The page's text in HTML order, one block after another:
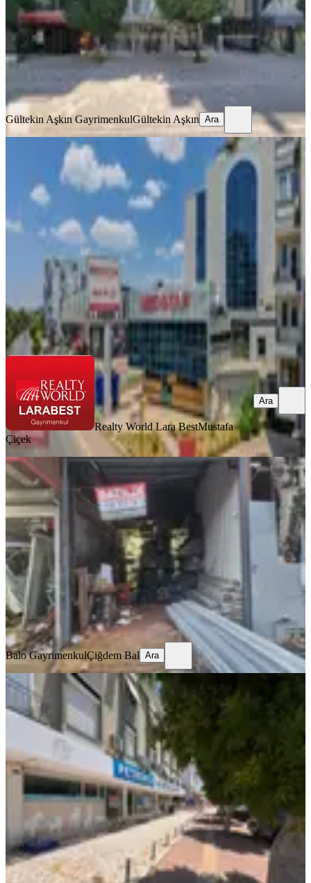
2 Oda
200 m²· Düz Giriş (Zemin) 09.07.2026
33.000.000 ₺
Gültekin Aşkın Gayrimenkul Gültekin Aşkın
Ara
Gültekin Aşkın GayrimenkulGültekin Aşkın Ara
Kurumsal Hastane Kiracılı Satılık
Komple Bina
Muratpaşa, Tarım Mahallesi
1 Oda·3500 m²
370.000.000 ₺
Realty World Lara BestMustafa Çiçek
Ara
Realty World Lara BestMustafa
Çiçek
Ara
Balo Gayrimenkul'den Eski Sanayi
De 100m2 Asma Katlı Dükkan
Muratpaşa, Cumhuriyet Mahallesi
101 m²· Düz Giriş (Zemin) 09.01.2026
12.000.000 ₺
Balo Gayrimenkul Çiğdem Bal
Ara
Balo GayrimenkulÇiğdem Bal Ara
Fener'de Terracıty&bulvar Lara Arası
Falez Caddesi Üzeri Dükkan
Muratpaşa, Fener Mahallesi
1 Oda·201 m² Düz Giriş (Zemin) ·26.02.2026
24.500.000 ₺
AHMET OK EMLAK Ahmet Ok